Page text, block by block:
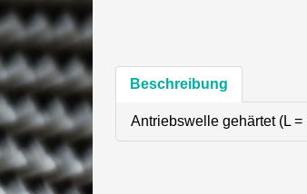
Beschreibung
Antriebswelle gehärtet (L =